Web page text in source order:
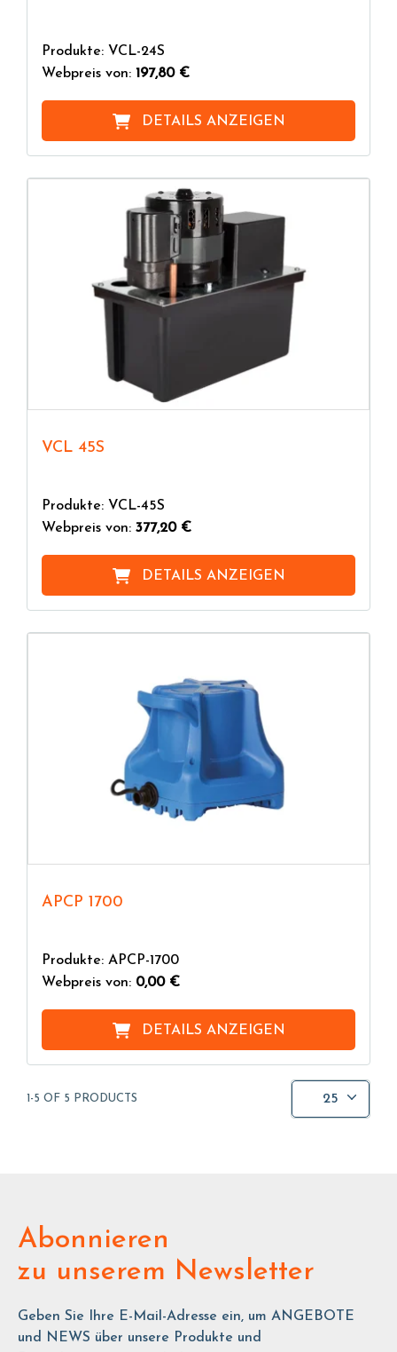
Produkte: VCL-24S
Webpreis von: 197,80 €
DETAILS ANZEIGEN
VCL 45S
Produkte: VCL-45S
Webpreis von: 377,20 €
DETAILS ANZEIGEN
APCP 1700
Produkte: APCP-1700
Webpreis von: 0,00 €
DETAILS ANZEIGEN
1-5 OF 5 PRODUCTS 25
Abonnieren
zu unserem Newsletter
Geben Sie Ihre E-Mail-Adresse ein, um ANGEBOTE
und NEWS über unsere Produkte und